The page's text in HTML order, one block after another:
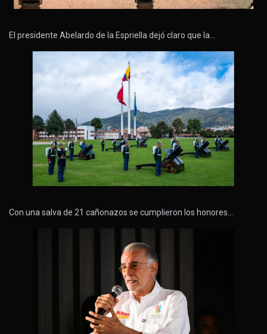
El presidente Abelardo de la Espriella dejó claro que la…
Con una salva de 21 cañonazos se cumplieron los honores…